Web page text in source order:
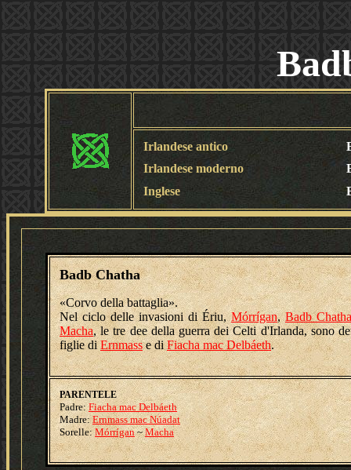
Irlandese antico
Irlandese moderno
Inglese
Badb Chatha
«Corvo della battaglia».
Nel ciclo delle invasioni di Ériu,Mórrígan,Badb Chatha
Macha, le tre dee della guerra dei Celti d'Irlanda, sono
figlie diErnmasse diFiacha mac Delbáeth.
PARENTELE
Padre:Fiacha mac Delbáeth
Madre:Ernmass mac Núadat
Sorelle:Mórrígan~Macha